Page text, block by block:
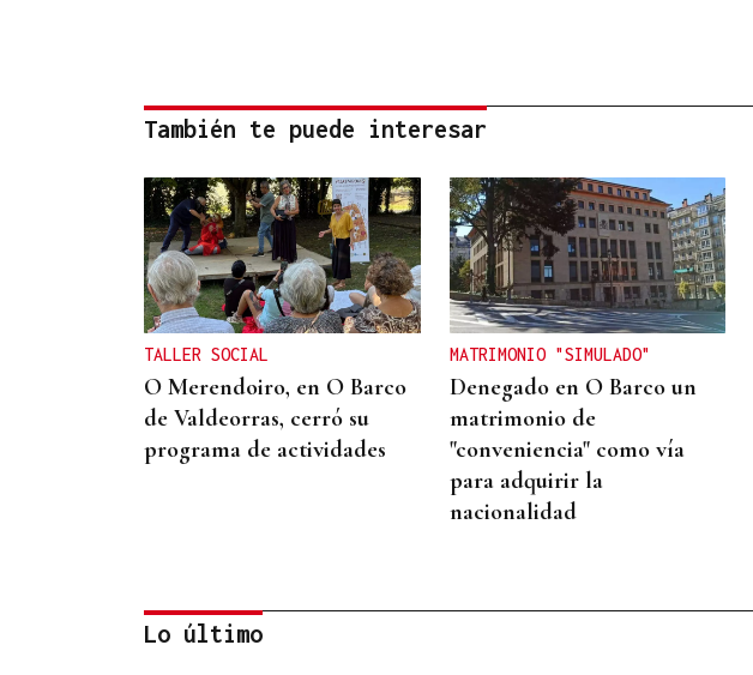
También te puede interesar
TALLER SOCIAL
O Merendoiro, en O Barco
de Valdeorras, cerró su
programa de actividades
MATRIMONIO "SIMULADO"
Denegado en O Barco un
matrimonio de
"conveniencia" como vía
para adquirir la
nacionalidad
Lo último